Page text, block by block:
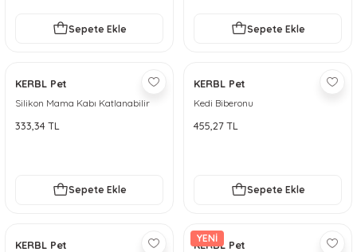
Sepete Ekle Sepete Ekle
KERBL Pet
Silikon Mama Kabı Katlanabilir
333,34 TL
Sepete Ekle
KERBL Pet
Kedi Biberonu
455,27 TL
Sepete Ekle
KERBL Pet YENİ
KERBL Pet